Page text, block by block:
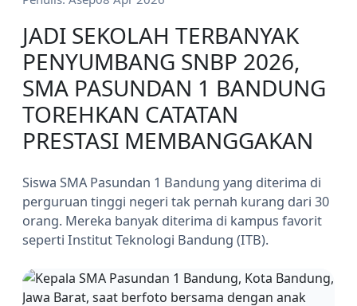
JADI SEKOLAH TERBANYAK
PENYUMBANG SNBP 2026,
SMA PASUNDAN 1 BANDUNG
TOREHKAN CATATAN
PRESTASI MEMBANGGAKAN
Siswa SMA Pasundan 1 Bandung yang diterima di
perguruan tinggi negeri tak pernah kurang dari 30
orang. Mereka banyak diterima di kampus favorit
seperti Institut Teknologi Bandung (ITB).